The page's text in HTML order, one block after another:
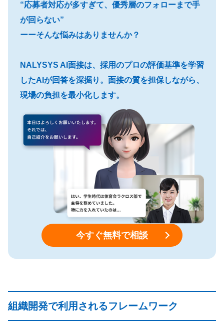
“応募者対応が多すぎて、優秀層のフォローまで手
が回らない”
ーーそんな悩みはありませんか？
NALYSYS AI面接は、採用のプロの評価基準を学習
したAIが回答を深掘り。面接の質を担保しながら、
現場の負担を最小化します。
今すぐ無料で相談
組織開発で利用されるフレームワーク